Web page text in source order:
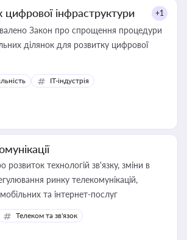
цифрової інфраструктури +1
Закон про спрощення процедури
ділянок для розвитку цифрової
IT-індустрія
розвиток технологій зв'язку, зміни в
ринку телекомунікацій,
мобільних та інтернет-послуг
Телеком та зв'язок